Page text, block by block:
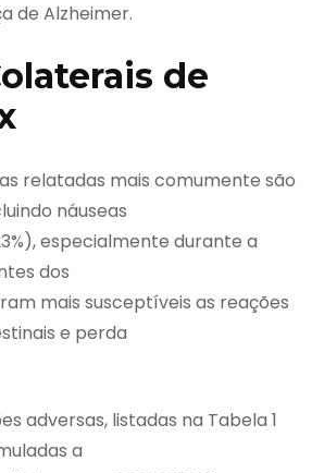
de Alzheimer.
de
relatadas mais comumente são
náuseas
especialmente durante a
dos
mais susceptíveis as reações
e perda
adversas, listadas na Tabela 1
a